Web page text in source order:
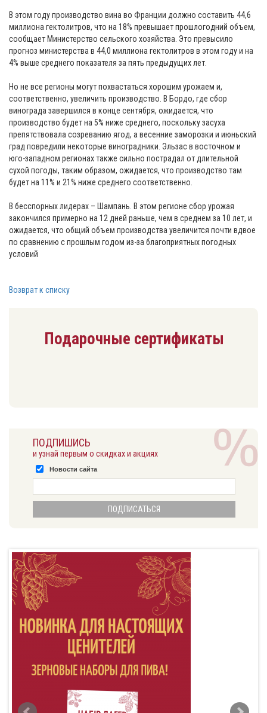
В этом году производство вина во Франции должно составить 44,6
миллиона гектолитров, что на 18% превышает прошлогодний объем,
сообщает Министерство сельского хозяйства. Это превысило
прогноз министерства в 44,0 миллиона гектолитров в этом году и на
4% выше среднего показателя за пять предыдущих лет.
Но не все регионы могут похвастаться хорошим урожаем и,
соответственно, увеличить производство. В Бордо, где сбор
винограда завершился в конце сентября, ожидается, что
производство будет на 5% ниже среднего, поскольку засуха
препятствовала созреванию ягод, а весенние заморозки и июньский
град повредили некоторые виноградники. Эльзас в восточном и
юго-западном регионах также сильно пострадал от длительной
сухой погоды, таким образом, ожидается, что производство там
будет на 11% и 21% ниже среднего соответственно.
В бесспорных лидерах – Шампань. В этом регионе сбор урожая
закончился примерно на 12 дней раньше, чем в среднем за 10 лет, и
ожидается, что общий объем производства увеличится почти вдвое
по сравнению с прошлым годом из-за благоприятных погодных
условий
Возврат к списку
Подарочные сертификаты
ПОДПИШИСЬ
и узнай первым о скидках и акциях
Новости сайта